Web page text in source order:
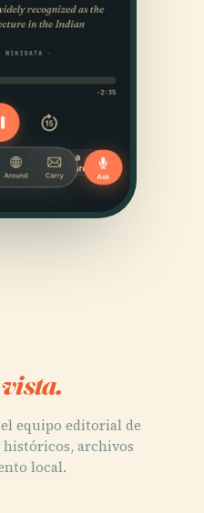
equipo editorial de
archivos
local.